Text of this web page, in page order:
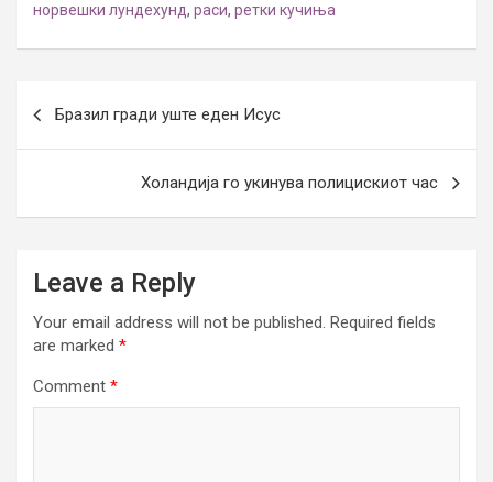
норвешки лундехунд, раси, ретки кучиња
navigation
Бразил гради уште еден Исус
Холандија го укинува полицискиот час
Leave a Reply
Your email address will not be published. Required fields
are marked *
Comment *